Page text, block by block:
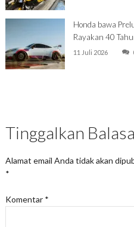
Honda bawa
Rayakan 40
11 Juli 2026
Tinggalkan
Alamat email Anda tidak akan
*
Komentar *